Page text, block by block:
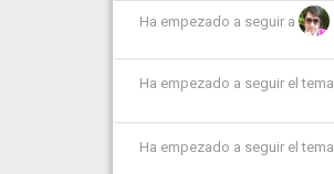
Ha empezado a seguir a
Ha empezado a seguir el tema
Ha empezado a seguir el tema